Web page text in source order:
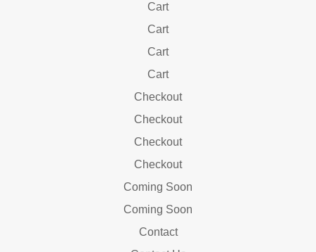
Cart
Cart
Cart
Cart
Checkout
Checkout
Checkout
Checkout
Coming Soon
Coming Soon
Contact